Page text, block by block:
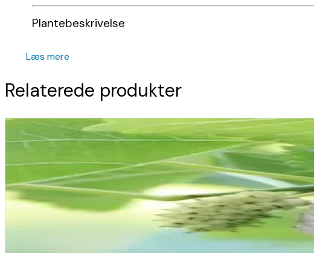
Plantebeskrivelse
Bredde:
10–15 meter med bred, rund krone.
Vækstform:
Stort løvfældende træ med kraftige, uregelmæssige grene og
Blomstring:
Langblomstrende gule hanblomster og mindre hunblomster i
Store, blanke kastanjer med tyk, brun skal, typisk i kapsler
Sød, nøddeagtig og mild. Velegnet til bagning, kogning og
Læs mere
Relaterede produkter